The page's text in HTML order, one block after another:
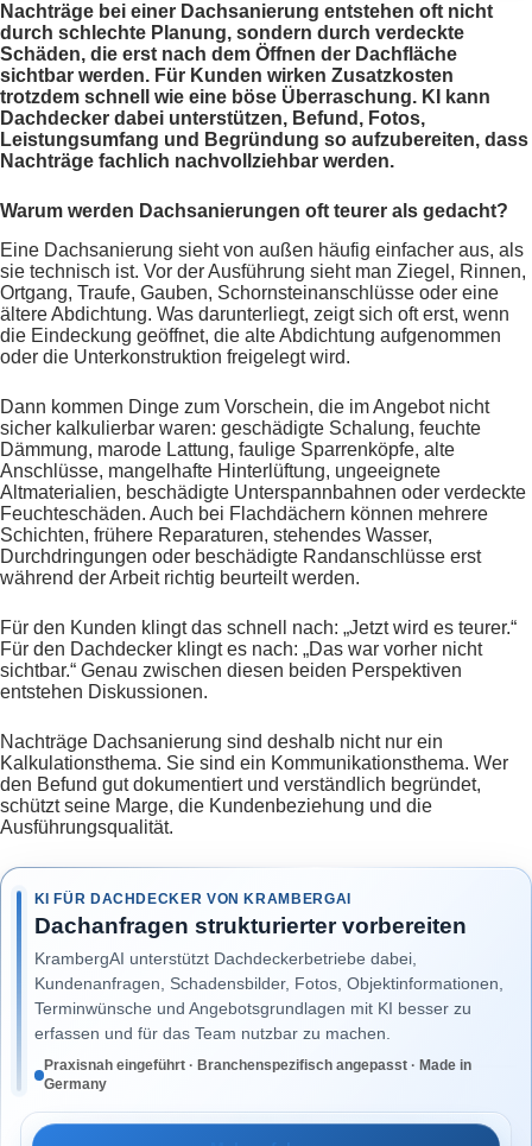
Nachträge bei einer Dachsanierung entstehen oft nicht
durch schlechte Planung, sondern durch verdeckte
Schäden, die erst nach dem Öffnen der Dachfläche
sichtbar werden. Für Kunden wirken Zusatzkosten
trotzdem schnell wie eine böse Überraschung. KI kann
Dachdecker dabei unterstützen, Befund, Fotos,
Leistungsumfang und Begründung so aufzubereiten, dass
Nachträge fachlich nachvollziehbar werden.
Warum werden Dachsanierungen oft teurer als gedacht?
Eine Dachsanierung sieht von außen häufig einfacher aus, als
sie technisch ist. Vor der Ausführung sieht man Ziegel, Rinnen,
Ortgang, Traufe, Gauben, Schornsteinanschlüsse oder eine
ältere Abdichtung. Was darunterliegt, zeigt sich oft erst, wenn
die Eindeckung geöffnet, die alte Abdichtung aufgenommen
oder die Unterkonstruktion freigelegt wird.
Dann kommen Dinge zum Vorschein, die im Angebot nicht
sicher kalkulierbar waren: geschädigte Schalung, feuchte
Dämmung, marode Lattung, faulige Sparrenköpfe, alte
Anschlüsse, mangelhafte Hinterlüftung, ungeeignete
Altmaterialien, beschädigte Unterspannbahnen oder verdeckte
Feuchteschäden. Auch bei Flachdächern können mehrere
Schichten, frühere Reparaturen, stehendes Wasser,
Durchdringungen oder beschädigte Randanschlüsse erst
während der Arbeit richtig beurteilt werden.
Für den Kunden klingt das schnell nach: „Jetzt wird es teurer.“
Für den Dachdecker klingt es nach: „Das war vorher nicht
sichtbar.“ Genau zwischen diesen beiden Perspektiven
entstehen Diskussionen.
Nachträge Dachsanierung sind deshalb nicht nur ein
Kalkulationsthema. Sie sind ein Kommunikationsthema. Wer
den Befund gut dokumentiert und verständlich begründet,
schützt seine Marge, die Kundenbeziehung und die
Ausführungsqualität.
KI FÜR DACHDECKER VON KRAMBERGAI
Dachanfragen strukturierter vorbereiten
KrambergAI unterstützt Dachdeckerbetriebe dabei,
Kundenanfragen, Schadensbilder, Fotos, Objektinformationen,
Terminwünsche und Angebotsgrundlagen mit KI besser zu
erfassen und für das Team nutzbar zu machen.
Praxisnah eingeführt · Branchenspezifisch angepasst · Made in
Germany